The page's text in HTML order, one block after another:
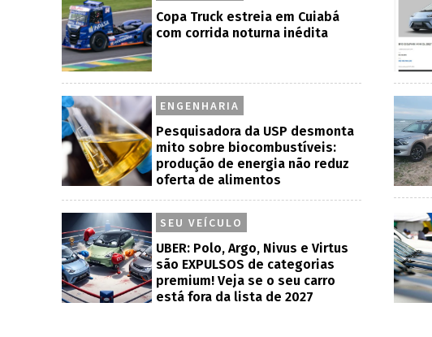
Copa Truck estreia em Cuiabá
com corrida noturna inédita
ENGENHARIA
Pesquisadora da USP desmonta
mito sobre biocombustíveis:
produção de energia não reduz
oferta de alimentos
SEU VEÍCULO
UBER: Polo, Argo, Nivus e Virtus
são EXPULSOS de categorias
premium! Veja se o seu carro
está fora da lista de 2027